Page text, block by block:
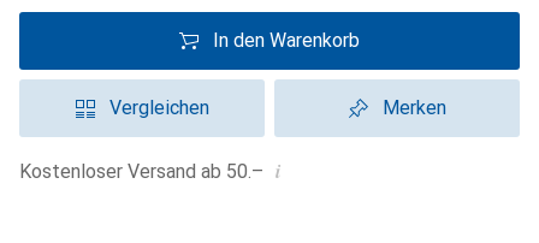
In den Warenkorb
Vergleichen Merken
Kostenloser Versand ab 50.– i